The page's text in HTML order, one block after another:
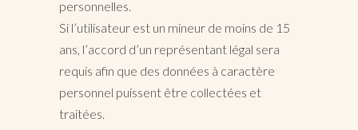
personnelles.
Si l’utilisateur est un mineur de moins de 15
ans, l’accord d’un représentant légal sera
requis afin que des données à caractère
personnel puissent être collectées et
traitées.